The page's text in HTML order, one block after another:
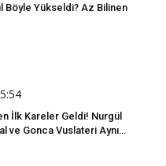
Böyle Yükseldi? Az Bilinen
İlk Kareler Geldi! Nurgül
ve Gonca Vuslateri Aynı